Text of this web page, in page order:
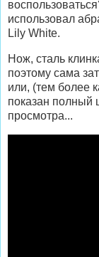
использовал
Lily White.
Нож, сталь
поэтому сама
или, (тем более
показан полный
просмотра...